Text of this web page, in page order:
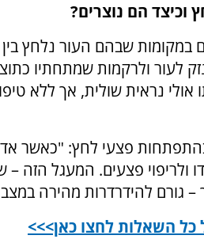
הם נוצרים?
במקומות שבהם העור נלחץ
לעור ולרקמות שמתחתיו
נראית שולית, אך ללא
בהתפתחות פצעי לחץ: "כאשר
ולריפוי פצעים. המעגל הזה
גורם להידרדרות מהירה
השאלות לחצו כאן>>>